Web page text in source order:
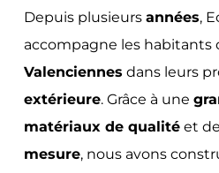
Depuis plusieurs années,
accompagne les habitants
Valenciennes dans leurs
extérieure. Grâce à une
matériaux de qualitéet
mesure, nous avons